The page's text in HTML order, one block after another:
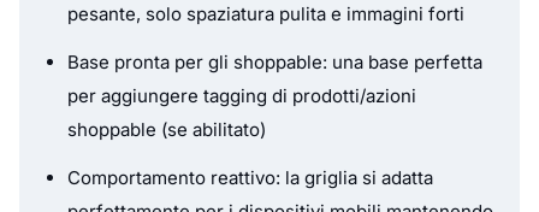
pesante, solo spaziatura pulita e immagini forti
Base pronta per gli shoppable: una base perfetta
per aggiungere tagging di prodotti/azioni
shoppable (se abilitato)
Comportamento reattivo: la griglia si adatta